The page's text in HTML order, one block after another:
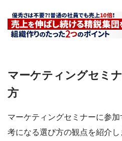
マーケティングセミ
方
マーケティングセミナーに参
考になる選び方の観点を紹介し